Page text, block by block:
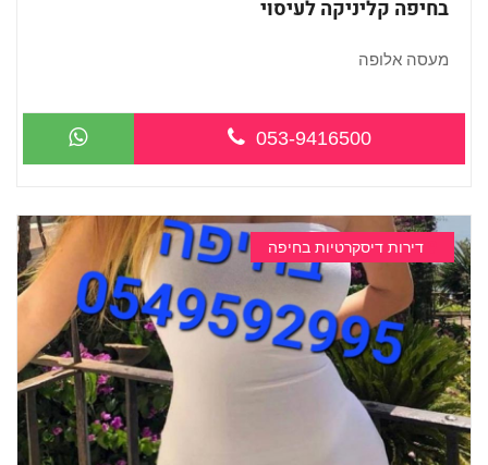
בחיפה קליניקה לעיסוי
מעסה אלופה
053-9416500
דירות דיסקרטיות בחיפה